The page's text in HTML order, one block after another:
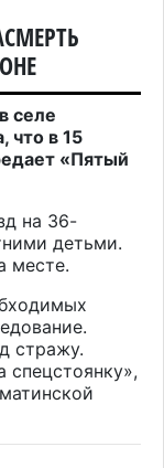
селе
что в 15
«Пятый
на 36-
детьми.
месте.
стражу.